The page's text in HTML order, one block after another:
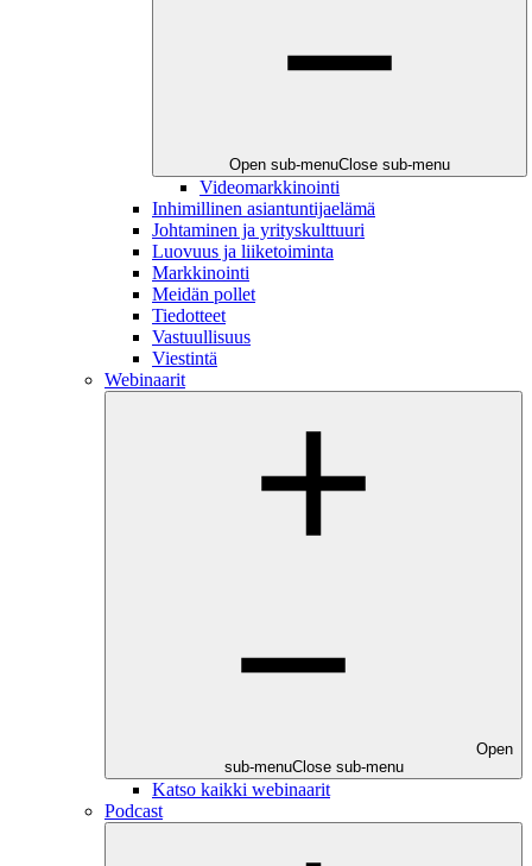
Open sub-menuClose sub-menu
Videomarkkinointi
Inhimillinen asiantuntijaelämä
Johtaminen ja yrityskulttuuri
Luovuus ja liiketoiminta
Markkinointi
Meidän pollet
Tiedotteet
Vastuullisuus
Viestintä
Webinaarit
Open
sub-menuClose sub-menu
Katso kaikki webinaarit
Podcast